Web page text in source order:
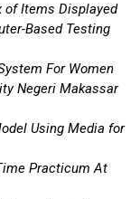
of Items Displayed
Based Testing
For Women
Negeri Makassar
Using Media for
Practicum At